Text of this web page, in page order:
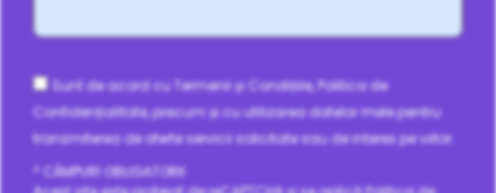
* CÂMPURI OBLIGATORII
Consent
Sunt de acord cu Termenii și Condițiile, Politica de
Confidențialitate, precum și cu utilizarea datelor mele pentru
transmiterea de oferte servicii solicitate sau de interes pe viitor.